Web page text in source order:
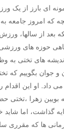
ای بارز از
که امروز جامعه
از سالها، ورزش
حوزه های
های تختی
و جوان بگوییم
او این اقدام
بویین زهرا
گذاشت، اما
ها که مقرری